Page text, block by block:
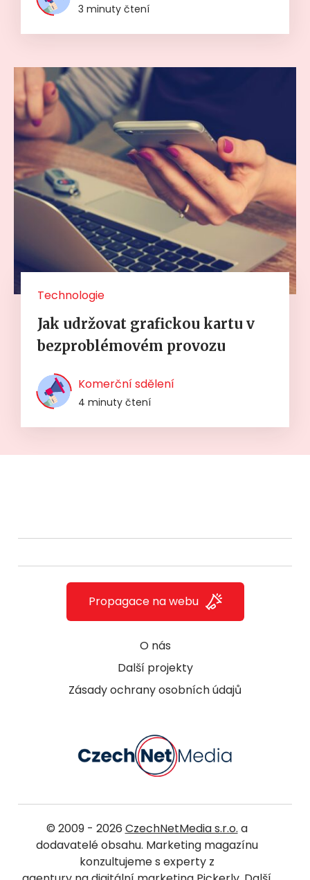
3 minuty čtení
Technologie
Jak udržovat grafickou kartu v
bezproblémovém provozu
Komerční sdělení
4 minuty čtení
O nás
Další projekty
Zásady ochrany osobních údajů
Propagace na webu
© 2009 - 2026 CzechNetMedia s.r.o. a
dodavatelé obsahu. Marketing magazínu
konzultujeme s experty z